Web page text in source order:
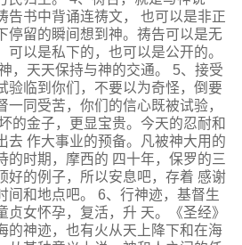
告书中背诵连祷文， 也可以是非正
停留的瞬间想到神。祷告可以是无
可以是私下的，也可以是公开的。
，天天保持与神的交通。 5、接受
验临到你们，不要以为奇怪，倒要
同受苦，你们的信心既被试验，
的金子，更显宝贵。今天的忍耐和
去 作大事业的预备。凡被神大用的
的时期，摩西的 四十年，保罗的三
好的例子，所以安息吧，存着 感谢
间和地点吧。 6、行神迹，基督生
女怀孕，复活，升 天。《圣经》
的神迹，也有火从天上降下和在海